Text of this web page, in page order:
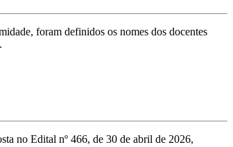
foram definidos os nomes dos docentes
no Edital nº 466, de 30 de abril de 2026,